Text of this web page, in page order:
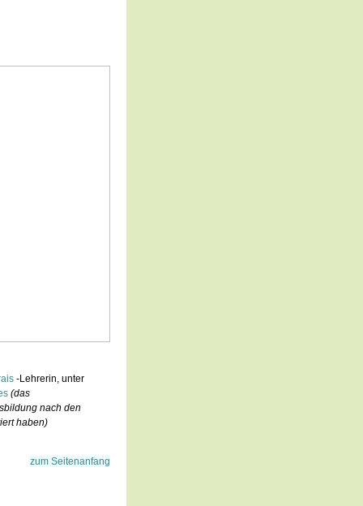
-Lehrerin, unter
(das
nach den
haben)
zum Seitenanfang